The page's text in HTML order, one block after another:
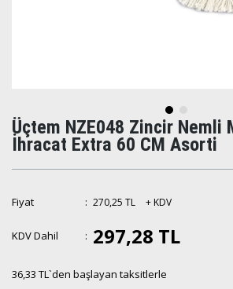
Üçtem NZE048 Zincir Nemli
İhracat Extra 60 CM Asorti
Fiyat : 270,25 TL + KDV
KDV Dahil : 297,28 TL
36,33 TL`den başlayan taksitlerle